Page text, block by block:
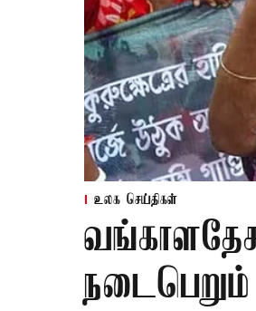
உலக செய்திகள்
நடைபெறும்